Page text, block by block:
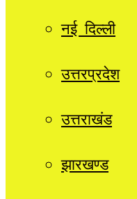
नई दिल्ली
उत्तरप्रदेश
उत्तराखंड
झारखण्ड